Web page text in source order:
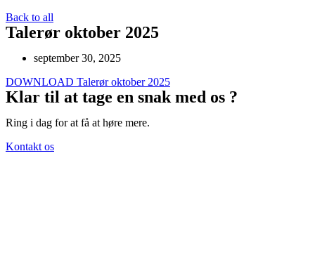
Back to all
Talerør oktober 2025
september 30, 2025
DOWNLOAD Talerør oktober 2025
Klar til at tage en snak med os ?
Ring i dag for at få at høre mere.
Kontakt os